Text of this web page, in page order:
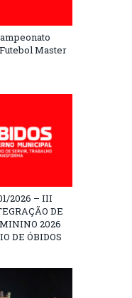
Master
2026 – III
DE
2026
DE ÓBIDOS